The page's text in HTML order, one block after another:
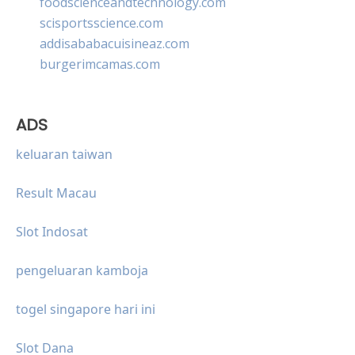
scisportsscience.com
addisababacuisineaz.com
burgerimcamas.com
ADS
keluaran taiwan
Result Macau
Slot Indosat
pengeluaran kamboja
togel singapore hari ini
Slot Dana